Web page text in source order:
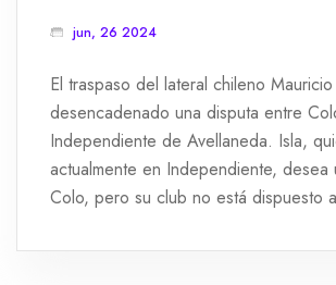
jun, 26 2024
El traspaso del lateral chileno
desencadenado una disputa entre
Independiente de Avellaneda. Isla,
actualmente en Independiente, desea
Colo, pero su club no está dispuesto